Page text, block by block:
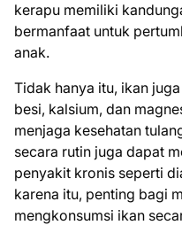
kerapu memiliki
bermanfaat untuk
anak.
Tidak hanya itu, ikan
besi, kalsium, dan
menjaga kesehatan
secara rutin juga dapat
penyakit kronis seperti
karena itu, penting bagi
mengkonsumsi ikan